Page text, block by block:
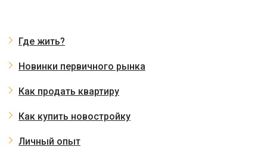
Где жить?
Новинки первичного рынка
Как продать квартиру
Как купить новостройку
Личный опыт